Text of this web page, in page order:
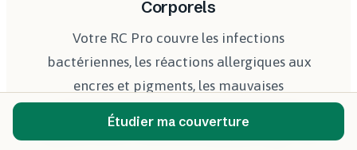
Corporels
Votre RC Pro couvre les infections
bactériennes, les réactions allergiques aux
encres et pigments, les mauvaises
cicatrisations et les complications post
Étudier ma couverture